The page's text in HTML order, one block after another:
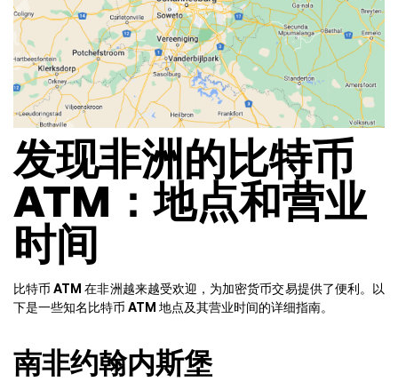
发现非洲的比特币
ATM：地点和营业
时间
比特币 ATM 在非洲越来越受欢迎，为加密货币交易提供了便利。以
下是一些知名比特币 ATM 地点及其营业时间的详细指南。
南非约翰内斯堡